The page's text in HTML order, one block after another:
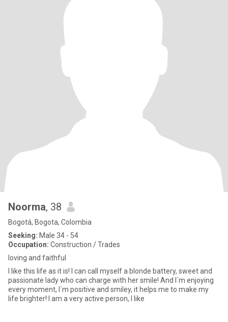
Noorma, 38
Bogotá, Bogota, Colombia
Seeking: Male 34 - 54
Occupation: Construction / Trades
loving and faithful
I like this life as it is! I can call myself a blonde battery, sweet and
passionate lady who can charge with her smile! And I`m enjoying
every moment, I`m positive and smiley, it helps me to make my
life brighter! I am a very active person, I like